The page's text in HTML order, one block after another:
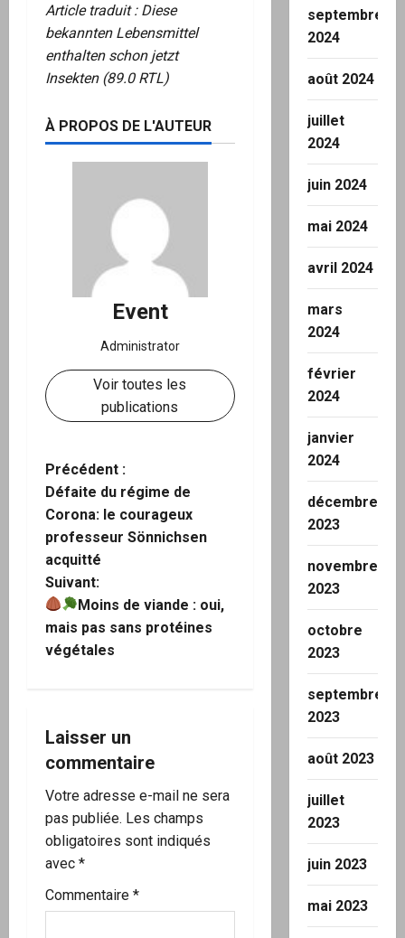
Article traduit : Diese
bekannten Lebensmittel
enthalten schon jetzt
Insekten (89.0 RTL)
À PROPOS DE L'AUTEUR
Event
Administrator
Voir toutes les
publications
N
a
v
i
g
a
i
o
n
d
’
Précédent :
Défaite du régime de
Corona: le courageux
professeur Sönnichsen
acquitté
Suivant:
Moins de viande : oui,
mais pas sans protéines
végétales
Laisser un
commentaire
Votre adresse e-mail ne sera
pas publiée. Les champs
obligatoires sont indiqués
avec *
Commentaire *
septembre
2024
août 2024
juillet
2024
juin 2024
mai 2024
avril 2024
mars
2024
février
2024
janvier
2024
décembre
2023
novembre
2023
octobre
2023
septembre
2023
août 2023
juillet
2023
juin 2023
mai 2023